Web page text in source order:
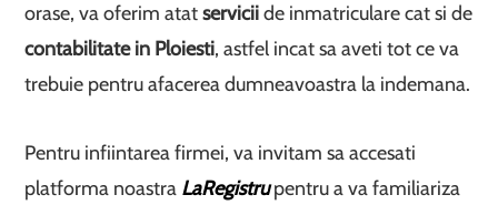
orase, va oferim atatserviciide inmatriculare cat si de
contabilitate in Ploiesti, astfel incat sa aveti tot ce va
trebuie pentru afacerea dumneavoastra la indemana.
Pentru infiintarea firmei, va invitam sa accesati
platforma noastra LaRegistrupentru a va familiariza